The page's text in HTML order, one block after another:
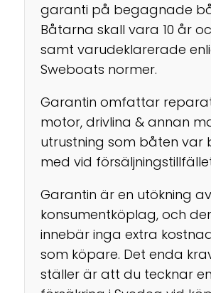
garanti på begagnade
Båtarna skall vara 10 år
samt varudeklarerade
Sweboats normer.
Garantin omfattar
motor, drivlina & annan
utrustning som båten var
med vid
Garantin är en utökning
konsumentköplag, och
innebär inga extra
som köpare. Det enda
ställer är att du tecknar en